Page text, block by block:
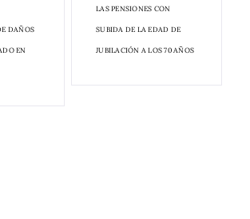
DAÑOS
EN
LAS PENSIONES CON
SUBIDA DE LA EDAD DE
JUBILACIÓN A LOS 70 AÑOS